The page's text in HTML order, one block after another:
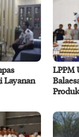
Layanan
LPPM
Produk